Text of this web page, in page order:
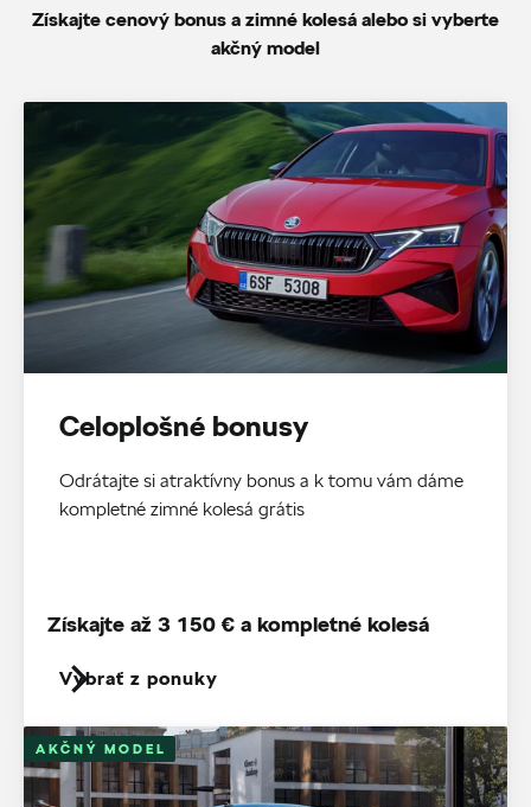
Získajte cenový bonus a zimné kolesá alebo si vyberte
akčný model
Celoplošné bonusy
Odrátajte si atraktívny bonus a k tomu vám dáme
kompletné zimné kolesá grátis
Vybrať z ponuky
Získajte až 3 150 € a kompletné kolesá
AKČNÝ MODEL